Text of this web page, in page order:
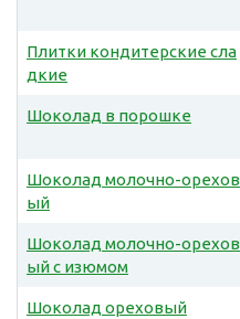
Плитки кондитерские сла
дкие
Шоколад в порошке
Шоколад молочно-орехов
ый
Шоколад молочно-орехов
ый с изюмом
Шоколад ореховый